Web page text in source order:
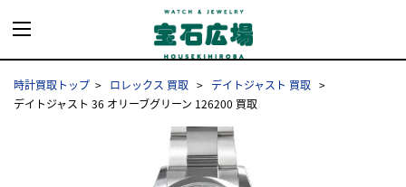
時計買取トップ ロレックス 買取
デイトジャスト 買取
デイトジャスト 36 オリーブグリーン 126200 買取